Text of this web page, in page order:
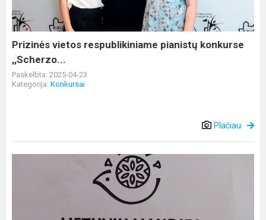
,,Scherzo...
Prizinės vietos respublikiniame pianistų konkurse
,,Scherzo...
Paskelbta: 2025-04-23
Kategorija: Konkursai
Plačiau